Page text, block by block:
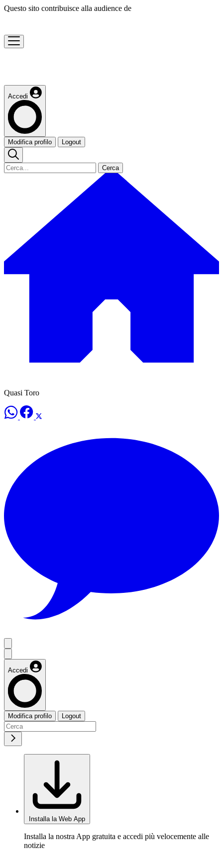
Questo sito contribuisce alla audience de
Accedi
Modifica profilo Logout
Cerca
Quasi Toro
Accedi
Modifica profilo Logout
Installa la Web App
Installa la nostra App gratuita e accedi più velocemente alle
notizie